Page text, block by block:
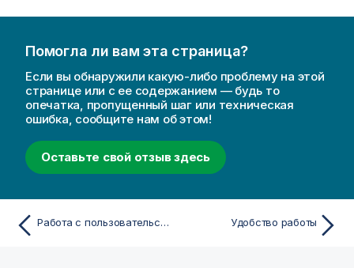
Помогла ли вам эта страница?
Если вы обнаружили какую-либо проблему на этой
странице или с ее содержанием — будь то
опечатка, пропущенный шаг или техническая
ошибка, сообщите нам об этом!
Оставьте свой отзыв здесь
Работа с пользовательским интерфейсом Удобство работы